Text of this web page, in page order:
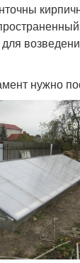
нужно